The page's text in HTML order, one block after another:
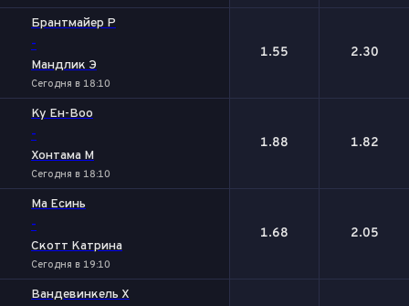
Брантмайер Р
-
Мандлик Э
Сегодня в 18:10
1.55 2.30
Ку Ен-Воо
-
Хонтама М
Сегодня в 18:10
1.88 1.82
Ма Есинь
-
Скотт Катрина
Сегодня в 19:10
1.68 2.05
Вандевинкель Х